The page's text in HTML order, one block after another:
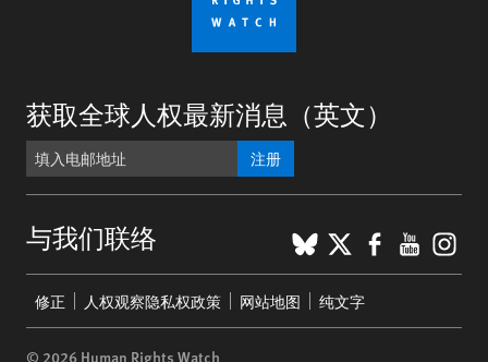
获取全球人权最新消息（英文）
注册
与我们联络 BlueSky
X
menu
修正 人权观察隐私权政策 网站地图 纯文字
© 2026 Human Rights Watch